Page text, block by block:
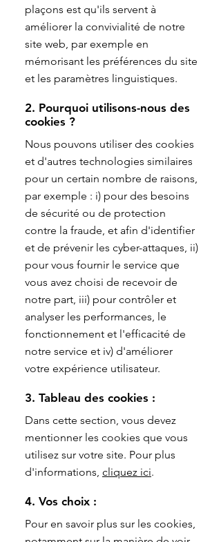
plaçons est qu'ils servent à
améliorer la convivialité de notre
site web, par exemple en
mémorisant les préférences du site
et les paramètres linguistiques.
2. Pourquoi utilisons-nous des
cookies ?
Nous pouvons utiliser des cookies
et d'autres technologies similaires
pour un certain nombre de raisons,
par exemple : i) pour des besoins
de sécurité ou de protection
contre la fraude, et afin d'identifier
et de prévenir les cyber-attaques, ii)
pour vous fournir le service que
vous avez choisi de recevoir de
notre part, iii) pour contrôler et
analyser les performances, le
fonctionnement et l'efficacité de
notre service et iv) d'améliorer
votre expérience utilisateur.
3. Tableau des cookies :
Dans cette section, vous devez
mentionner les cookies que vous
utilisez sur votre site. Pour plus
d'informations, cliquez ici.
4. Vos choix :
Pour en savoir plus sur les cookies,